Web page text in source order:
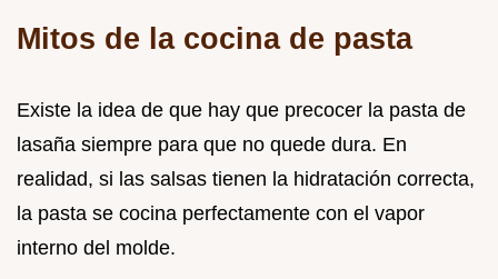
Mitos de la cocina de pasta
Existe la idea de que hay que precocer la pasta de
lasaña siempre para que no quede dura. En
realidad, si las salsas tienen la hidratación correcta,
la pasta se cocina perfectamente con el vapor
interno del molde.